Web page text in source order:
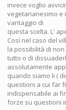
invece voglio
vegetarianesimo e
vantaggio di
questa scelta. L'
Così nel caso del
la possibilità di
tutto o di
assolutamente
quando siamo li (
questioni a cui far
indispensabile ai
forze su questioni